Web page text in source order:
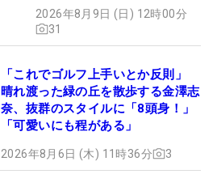
2026年8月9日 (日) 12時00分
31
「これでゴルフ上手いとか反則」
晴れ渡った緑の丘を散歩する金澤志
奈、抜群のスタイルに「8頭身！」
「可愛いにも程がある」
2026年8月6日 (木) 11時36分 3